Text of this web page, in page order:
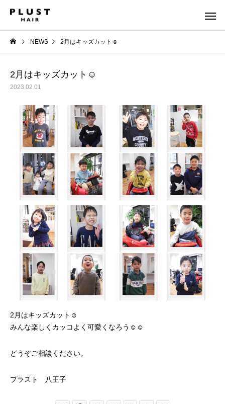
NEWS 2月はキッズカット☺︎
2月はキッズカット☺︎
2023.02.01
2月はキッズカット☺︎
みんな楽しくカッコよく可愛くなろう☺︎☺︎
どうぞご相談ください。
プラスト 八王子